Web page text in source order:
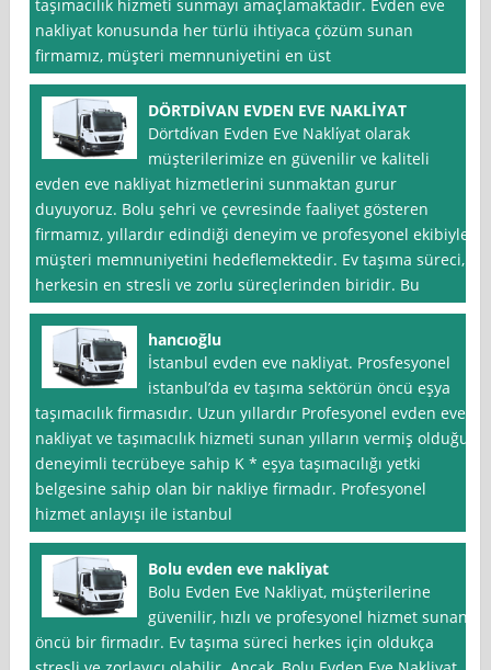
taşımacılık hizmeti sunmayı amaçlamaktadır. Evden eve
nakliyat konusunda her türlü ihtiyaca çözüm sunan
firmamız, müşteri memnuniyetini en üst
DÖRTDİVAN EVDEN EVE NAKLİYAT
Dörtdi̇van Evden Eve Nakli̇yat olarak
müşterilerimize en güvenilir ve kaliteli
evden eve nakliyat hizmetlerini sunmaktan gurur
duyuyoruz. Bolu şehri ve çevresinde faaliyet gösteren
firmamız, yıllardır edindiği deneyim ve profesyonel ekibiyle
müşteri memnuniyetini hedeflemektedir. Ev taşıma süreci,
herkesin en stresli ve zorlu süreçlerinden biridir. Bu
hancıoğlu
İstanbul evden eve nakliyat. Prosfesyonel
istanbul’da ev taşıma sektörün öncü eşya
taşımacılık firmasıdır. Uzun yıllardır Profesyonel evden eve
nakliyat ve taşımacılık hizmeti sunan yılların vermiş olduğu
deneyimli tecrübeye sahip K * eşya taşımacılığı yetki
belgesine sahip olan bir nakliye firmadır. Profesyonel
hizmet anlayışı ile istanbul
Bolu evden eve nakliyat
Bolu Evden Eve Nakliyat, müşterilerine
güvenilir, hızlı ve profesyonel hizmet sunan
öncü bir firmadır. Ev taşıma süreci herkes için oldukça